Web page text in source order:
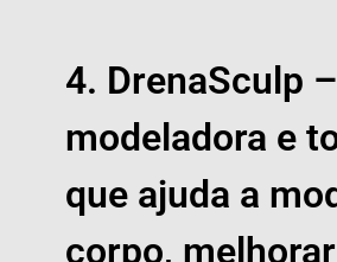
4. DrenaSculp
modeladora e
que ajuda a
corpo,